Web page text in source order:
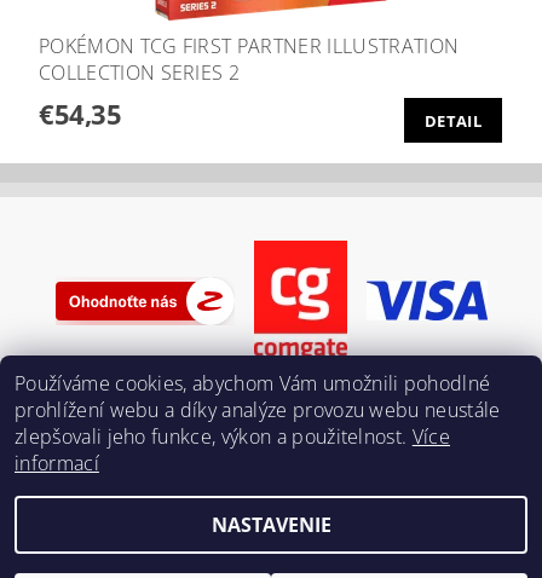
POKÉMON TCG FIRST PARTNER ILLUSTRATION
COLLECTION SERIES 2
€54,35 DETAIL
2026 ©Pokeriders.cz, všetky práva vyhradenéUpraviť nastavenie cookies
Používáme cookies, abychom Vám umožnili pohodlné
prohlížení webu a díky analýze provozu webu neustále
zlepšovali jeho funkce, výkon a použitelnost. Více
informací
NASTAVENIE